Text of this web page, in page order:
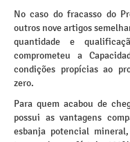
No caso do fracasso do
outros nove artigos
quantidade e
comprometeu a
condições propícias ao
zero.
Para quem acabou de
possui as vantagens
esbanja potencial